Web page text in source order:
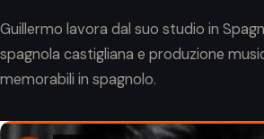
Guillermo lavora dal suo studio in
spagnola castigliana e produzione
memorabili in spagnolo.